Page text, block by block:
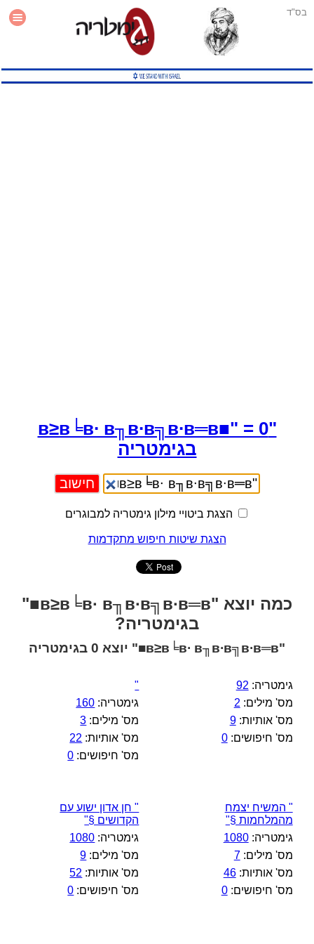
בס"ד
עזרה
"в≥в╘в∙ в╖в∙в╗в∙в═в■" = 0
בגימטריה
הצגת ביטויי מילון גימטריה למבוגרים
הצגת שיטות חיפוש מתקדמות
כמה יוצא "в≥в╘в∙ в╖в∙в╗в∙в═в■"
בגימטריה?
"в≥в╘в∙ в╖в∙в╗в∙в═в■" יוצא 0 בגימטריה
גימטריה: 92
מס' מילים: 2
מס' אותיות:9
מס' חיפושים:0
"
גימטריה: 160
מס' מילים: 3
מס' אותיות: 22
מס' חיפושים: 0
" המשיח יצמח
מהמלחמות §"
גימטריה:1080
מס' מילים:7
מס' אותיות:46
מס' חיפושים:0
" חן אדון ישוע עם
הקדושים §"
גימטריה: 1080
מס' מילים: 9
מס' אותיות: 52
מס' חיפושים: 0